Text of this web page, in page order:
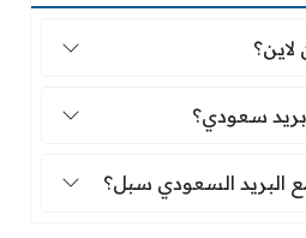
سعودي؟
سعودي؟
البريد السعودي سبل؟
البريد السعودي سبل؟